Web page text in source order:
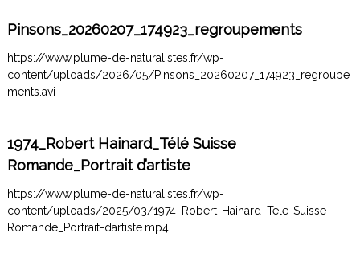
Pinsons_20260207_174923_regroupements
https://www.plume-de-naturalistes.fr/wp-
content/uploads/2026/05/Pinsons_20260207_174923_regroupe
ments.avi
1974_Robert Hainard_Télé Suisse
Romande_Portrait d’artiste
https://www.plume-de-naturalistes.fr/wp-
content/uploads/2025/03/1974_Robert-Hainard_Tele-Suisse-
Romande_Portrait-dartiste.mp4